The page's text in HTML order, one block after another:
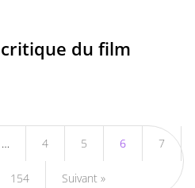
du film
… 4 5 6 7
154 Suivant »